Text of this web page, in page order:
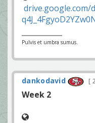
drive.google.com/
Pulvis et umbra sumus.
dankodavid
Week 2